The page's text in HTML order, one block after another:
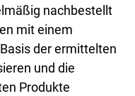
nachbestellt
mit einem
der ermittelten
und die
Produkte